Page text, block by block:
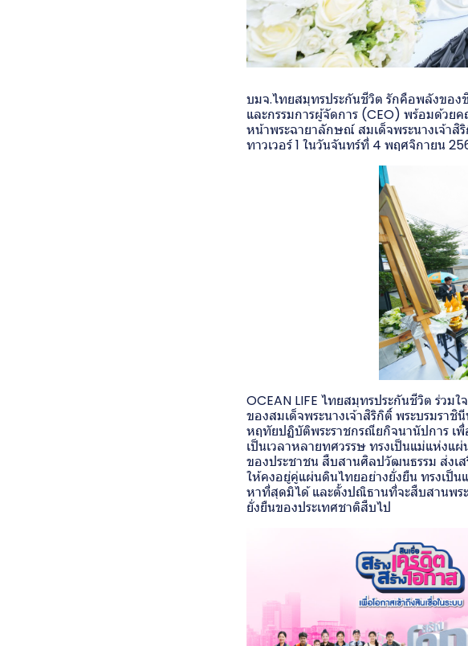
บมจ.ไทยสมุทรประกันชีวิต รักคือพลังขอ
และกรรมการผู้จัดการ (CEO) พร้อมด้วย
หน้าพระฉายาลักษณ์ สมเด็จพระนางเจ้าสิ
ทาวเวอร์ 1 ในวันจันทร์ที่ 4 พฤศจิกายน
OCEAN LIFE ไทยสมุทรประกันชีวิต ร่ว
ของสมเด็จพระนางเจ้าสิริกิติ์ พระบรมรา
หฤทัยปฏิบัติพระราชกรณียกิจนานัปการ เ
เป็นเวลาหลายทศวรรษ ทรงเป็นแม่แห่ง
ของประชาชน สืบสานศิลปวัฒนธรรม ส่งเ
ให้คงอยู่คู่แผ่นดินไทยอย่างยั่งยืน ทรงเป็
หาที่สุดมิได้ และตั้งปณิธานที่จะสืบสานพร
ยั่งยืนของประเทศชาติสืบไป